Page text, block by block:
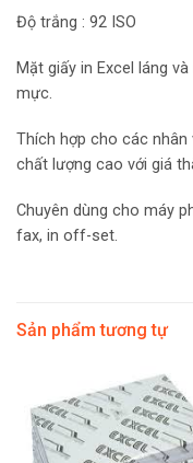
Độ trắng : 92 ISO
Mặt giấy in Excel láng
mực.
Thích hợp cho các nhân
chất lượng cao với giá
Chuyên dùng cho máy
fax, in off-set.
Sản phẩm tương tự